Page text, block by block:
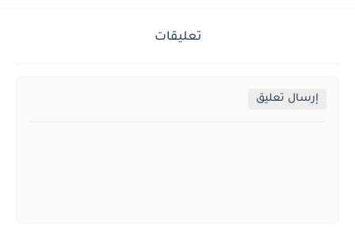
تعليقات
إرسال تعليق